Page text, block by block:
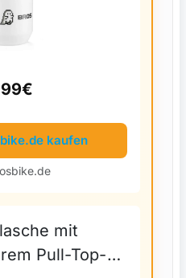
kaufen
mit
Pull-Top-